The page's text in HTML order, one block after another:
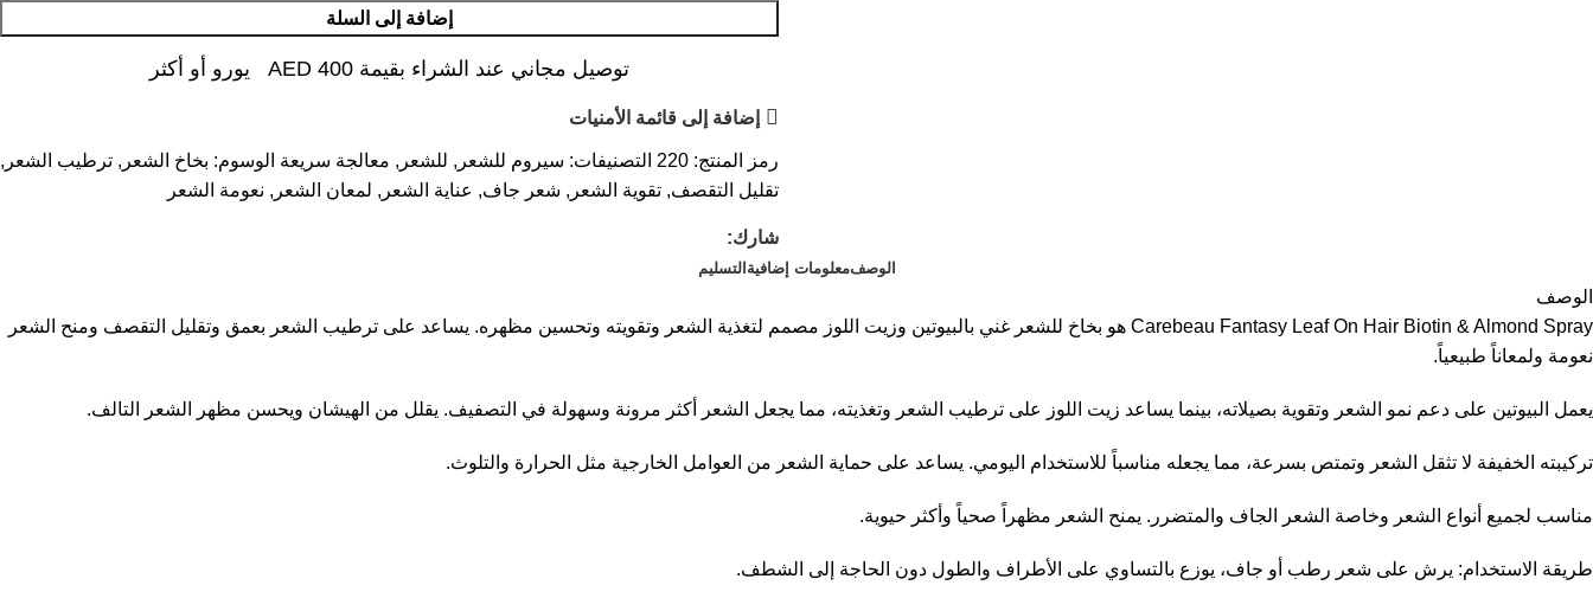
إضافة إلى السلة
توصيل مجاني عند الشراء بقيمة AED 400 يورو أو أكثر
إضافة إلى قائمة الأمنيات
رمز المنتج: 220 التصنيفات: سيروم للشعر , للشعر , معالجة سريعة الوسوم: بخاخ الشعر , ترطيب الشعر ,
تقليل التقصف, تقوية الشعر , شعر جاف, عناية الشعر , لمعان الشعر , نعومة الشعر
شارك:
الوصفمعلومات إضافية التسليم
الوصف
Carebeau Fantasy Leaf On Hair Biotin & Almond Spray هو بخاخ للشعر غني بالبيوتين وزيت اللوز مصمم لتغذية الشعر وتقويته وتحسين مظهره. يساعد على ترطيب الشعر بعمق وتقليل التقصف ومنح الشعر
نعومة ولمعاناً طبيعياً.
يعمل البيوتين على دعم نمو الشعر وتقوية بصيلاته، بينما يساعد زيت اللوز على ترطيب الشعر وتغذيته، مما يجعل الشعر أكثر مرونة وسهولة في التصفيف. يقلل من الهيشان ويحسن مظهر الشعر التالف.
تركيبته الخفيفة لا تثقل الشعر وتمتص بسرعة، مما يجعله مناسباً للاستخدام اليومي. يساعد على حماية الشعر من العوامل الخارجية مثل الحرارة والتلوث.
مناسب لجميع أنواع الشعر وخاصة الشعر الجاف والمتضرر. يمنح الشعر مظهراً صحياً وأكثر حيوية.
طريقة الاستخدام: يرش على شعر رطب أو جاف، يوزع بالتساوي على الأطراف والطول دون الحاجة إلى الشطف.